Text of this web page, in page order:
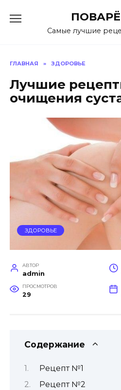
содержаниюСамые лучшие
ГЛАВНАЯ » ЗДОРОВЬЕ
Лучшие
очищения
ЗДОРОВЬЕ
АВТОР
admin
ПРОСМОТРОВ
29
Содержание
Рецепт №1
Рецепт №2